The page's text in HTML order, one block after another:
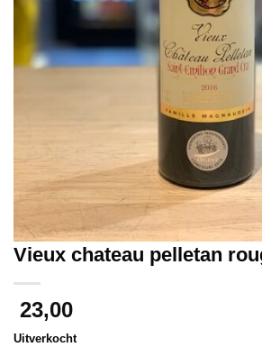
Vieux chateau pelletan
23,00
Uitverkocht